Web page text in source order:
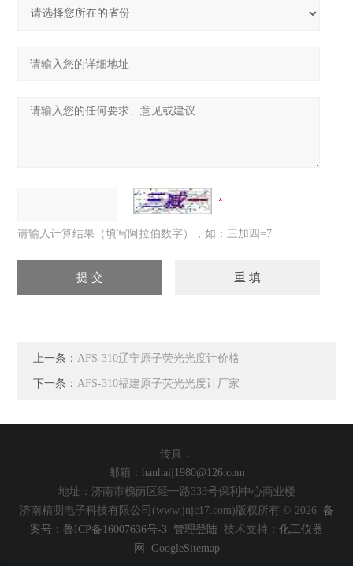
请输入计算结果（填写阿拉伯数字），如：三加四=7
上一条：AFS-310辽宁原子荧光光度计价格
下一条：AFS-310福建原子荧光光度计厂家
传真：
邮箱： hanhaij1980@126.com
地址：济南市槐荫区经一路333号保利中心商业楼
济南精测电子科技有限公司(www.jnjc17.com)版权所有 © 2026 备
案号：鲁ICP备16007636号-3 管理登陆 技术支持： 化工仪器
网
GoogleSitemap